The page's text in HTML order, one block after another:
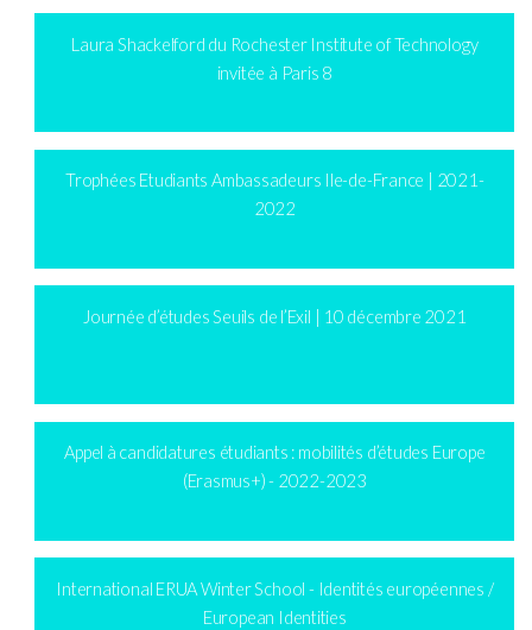
Laura Shackelford du Rochester Institute of Technology
invitée à Paris 8
Trophées Etudiants Ambassadeurs Ile-de-France | 2021-
2022
Journée d’études Seuils de l’Exil | 10 décembre 2021
Appel à candidatures étudiants : mobilités d’études Europe
(Erasmus+) - 2022-2023
International ERUA Winter School - Identités européennes /
European Identities